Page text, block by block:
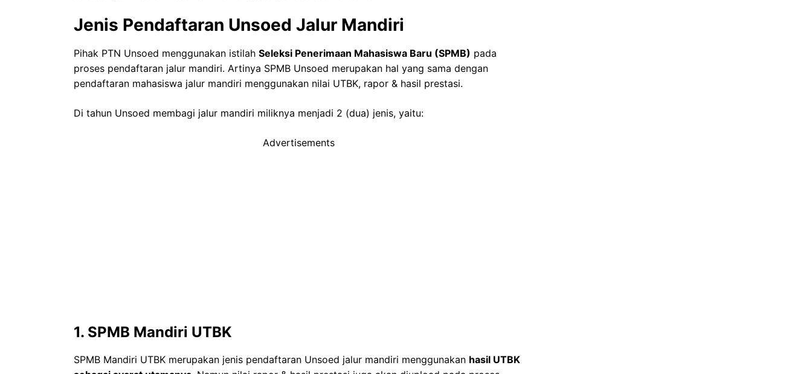
Jenis Pendaftaran Unsoed Jalur Mandiri
Pihak PTN Unsoed menggunakan istilah Seleksi Penerimaan Mahasiswa Baru (SPMB) pada
proses pendaftaran jalur mandiri. Artinya SPMB Unsoed merupakan hal yang sama dengan
pendaftaran mahasiswa jalur mandiri menggunakan nilai UTBK, rapor & hasil prestasi.
Di tahun Unsoed membagi jalur mandiri miliknya menjadi 2 (dua) jenis, yaitu:
Advertisements
1. SPMB Mandiri UTBK
SPMB Mandiri UTBK merupakan jenis pendaftaran Unsoed jalur mandiri menggunakan hasil UTBK